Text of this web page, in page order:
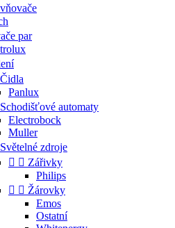
par
Čidla
Panlux
Schodišťové automaty
Electrobock
Muller
Světelné zdroje
  Zářivky
Philips
  Žárovky
Emos
Ostatní